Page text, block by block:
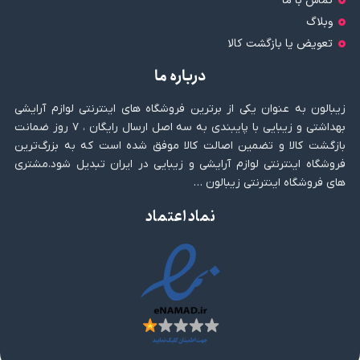
وبلاگ
تعویض یا بازگشت کالا
درباره ما
زیبالون به عنوان یکی از برترین فروشگاه های اینترنتی لوازم آرایشی
بهداشتی و زیبایی با پایبندی به سه اصل ارسال رایگان ، ۷ روز ضمانت
بازگشت کالا و تضمین اصالت کالا موفق شده است که به بزرگ‌ترین
فروشگاه اینترنتی لوازم آرایشی و زیبایی در ایران تبدیل شود.مشتری
های فروشگاه اینترنتی زیبالون …
نماد اعتماد